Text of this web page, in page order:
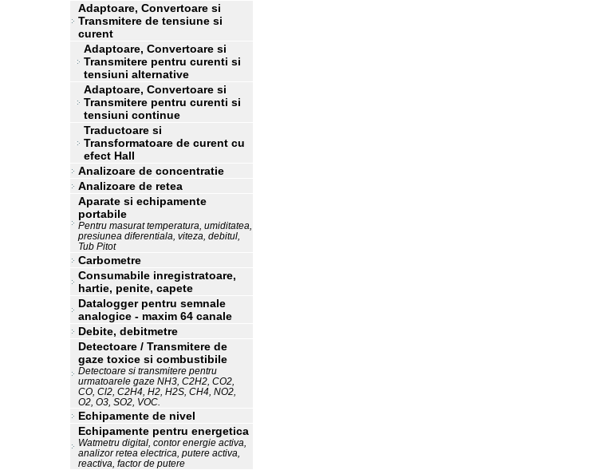
Adaptoare, Convertoare si
Transmitere de tensiune si
curent
Adaptoare, Convertoare si
Transmitere pentru curenti si
tensiuni alternative
Adaptoare, Convertoare si
Transmitere pentru curenti si
tensiuni continue
Traductoare si
Transformatoare de curent cu
efect Hall
Analizoare de concentratie
Analizoare de retea
Aparate si echipamente
portabile
Pentru masurat temperatura, umiditatea,
presiunea diferentiala, viteza, debitul,
Tub Pitot
Carbometre
Consumabile inregistratoare,
hartie, penite, capete
Datalogger pentru semnale
analogice - maxim 64 canale
Debite, debitmetre
Detectoare / Transmitere de
gaze toxice si combustibile
Detectoare si transmitere pentru
urmatoarele gaze NH3, C2H2, CO2,
CO, Cl2, C2H4, H2, H2S, CH4, NO2,
O2, O3, SO2, VOC.
Echipamente de nivel
Echipamente pentru energetica
Watmetru digital, contor energie activa,
analizor retea electrica, putere activa,
reactiva, factor de putere